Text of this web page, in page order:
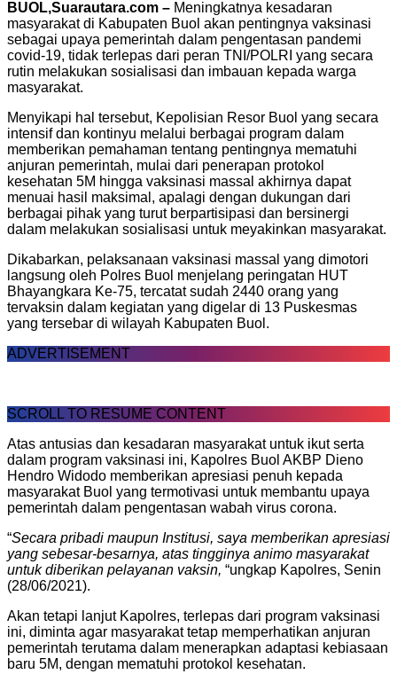
BUOL,Suarautara.com – Meningkatnya kesadaran
masyarakat di Kabupaten Buol akan pentingnya vaksinasi
sebagai upaya pemerintah dalam pengentasan pandemi
covid-19, tidak terlepas dari peran TNI/POLRI yang secara
rutin melakukan sosialisasi dan imbauan kepada warga
masyarakat.
Menyikapi hal tersebut, Kepolisian Resor Buol yang secara
intensif dan kontinyu melalui berbagai program dalam
memberikan pemahaman tentang pentingnya mematuhi
anjuran pemerintah, mulai dari penerapan protokol
kesehatan 5M hingga vaksinasi massal akhirnya dapat
menuai hasil maksimal, apalagi dengan dukungan dari
berbagai pihak yang turut berpartisipasi dan bersinergi
dalam melakukan sosialisasi untuk meyakinkan masyarakat.
Dikabarkan, pelaksanaan vaksinasi massal yang dimotori
langsung oleh Polres Buol menjelang peringatan HUT
Bhayangkara Ke-75, tercatat sudah 2440 orang yang
tervaksin dalam kegiatan yang digelar di 13 Puskesmas
yang tersebar di wilayah Kabupaten Buol.
ADVERTISEMENT
SCROLL TO RESUME CONTENT
Atas antusias dan kesadaran masyarakat untuk ikut serta
dalam program vaksinasi ini, Kapolres Buol AKBP Dieno
Hendro Widodo memberikan apresiasi penuh kepada
masyarakat Buol yang termotivasi untuk membantu upaya
pemerintah dalam pengentasan wabah virus corona.
“Secara pribadi maupun Institusi, saya memberikan apresiasi
yang sebesar-besarnya, atas tingginya animo masyarakat
untuk diberikan pelayanan vaksin, “ungkap Kapolres, Senin
(28/06/2021).
Akan tetapi lanjut Kapolres, terlepas dari program vaksinasi
ini, diminta agar masyarakat tetap memperhatikan anjuran
pemerintah terutama dalam menerapkan adaptasi kebiasaan
baru 5M, dengan mematuhi protokol kesehatan.